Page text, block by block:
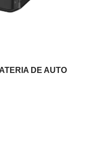
DE AUTO